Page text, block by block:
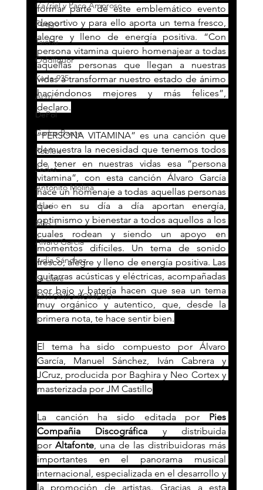
Ca7riel y Paco Amoroso
Fuego
Taichu
Oddliquor
Kane 935
Acru
DePol
Carlos Baute
Robleis
Jedet
Antoñito Molina
Hilario
Milo J
Álvaro García
Lydia Sánchez
La Llave
ANTONIO ROMERO
formar parte de este emblemático evento
deportivo y para ello aporta un tema fresco,
alegre y lleno de energía positiva. “Con
persona vitamina quiero homenajear a todas
aquellas personas que llegan a nuestras
vidas a transformar nuestro estado de ánimo
haciéndonos mejores y más felices”,
declaro.
“PERSONA VITAMINA” es una canción que
demuestra la necesidad que tenemos todos
de tener en nuestras vidas esa “persona
vitamina”, con esta canción Álvaro García
hace un homenaje a todas aquellas personas
que en su día a día aportan energía,
optimismo y bienestar a todos aquellos a los
cuales rodean y siendo un apoyo en
momentos difíciles. Un tema de sonido
fresco, alegre y lleno de energía positiva. Las
guitarras acústicas y eléctricas, acompañadas
por bajo y batería hacen que sea un tema
muy orgánico y autentico, que, desde la
primera nota, te hace sentir bien.
El tema ha sido compuesto por Álvaro
García, Manuel Sánchez, Iván Cabrera y
JCruz, producida por Baghira y Neo Cortex y
masterizada por JM Castillo
La canción ha sido editada por Pies
Compañia Discográfica y distribuida
por Altafonte, una de las distribuidoras más
importantes en el panorama musical
internacional, especializada en el desarrollo y
la promoción de artistas. Gracias a esta